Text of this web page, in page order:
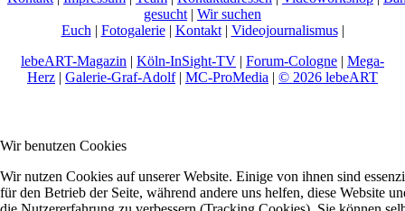
gesucht | Wir suchen
Euch | Fotogalerie| Kontakt| Videojournalismus|
lebeART-Magazin | Köln-InSight-TV | Forum-Cologne | Mega-
Herz | Galerie-Graf-Adolf| MC-ProMedia | © 2026 lebeART
Wir benutzen Cookies
Wir nutzen Cookies auf unserer Website. Einige von ihnen sind
für den Betrieb der Seite, während andere uns helfen, diese Website